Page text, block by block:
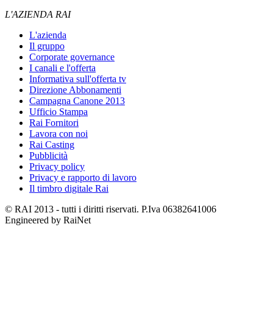
L'AZIENDA RAI
L'azienda
Il gruppo
Corporate governance
I canali e l'offerta
Informativa sull'offerta tv
Direzione Abbonamenti
Campagna Canone 2013
Ufficio Stampa
Rai Fornitori
Lavora con noi
Rai Casting
Pubblicità
Privacy policy
Privacy e rapporto di lavoro
Il timbro digitale Rai
© RAI 2013 - tutti i diritti riservati. P.Iva 06382641006
Engineered by RaiNet